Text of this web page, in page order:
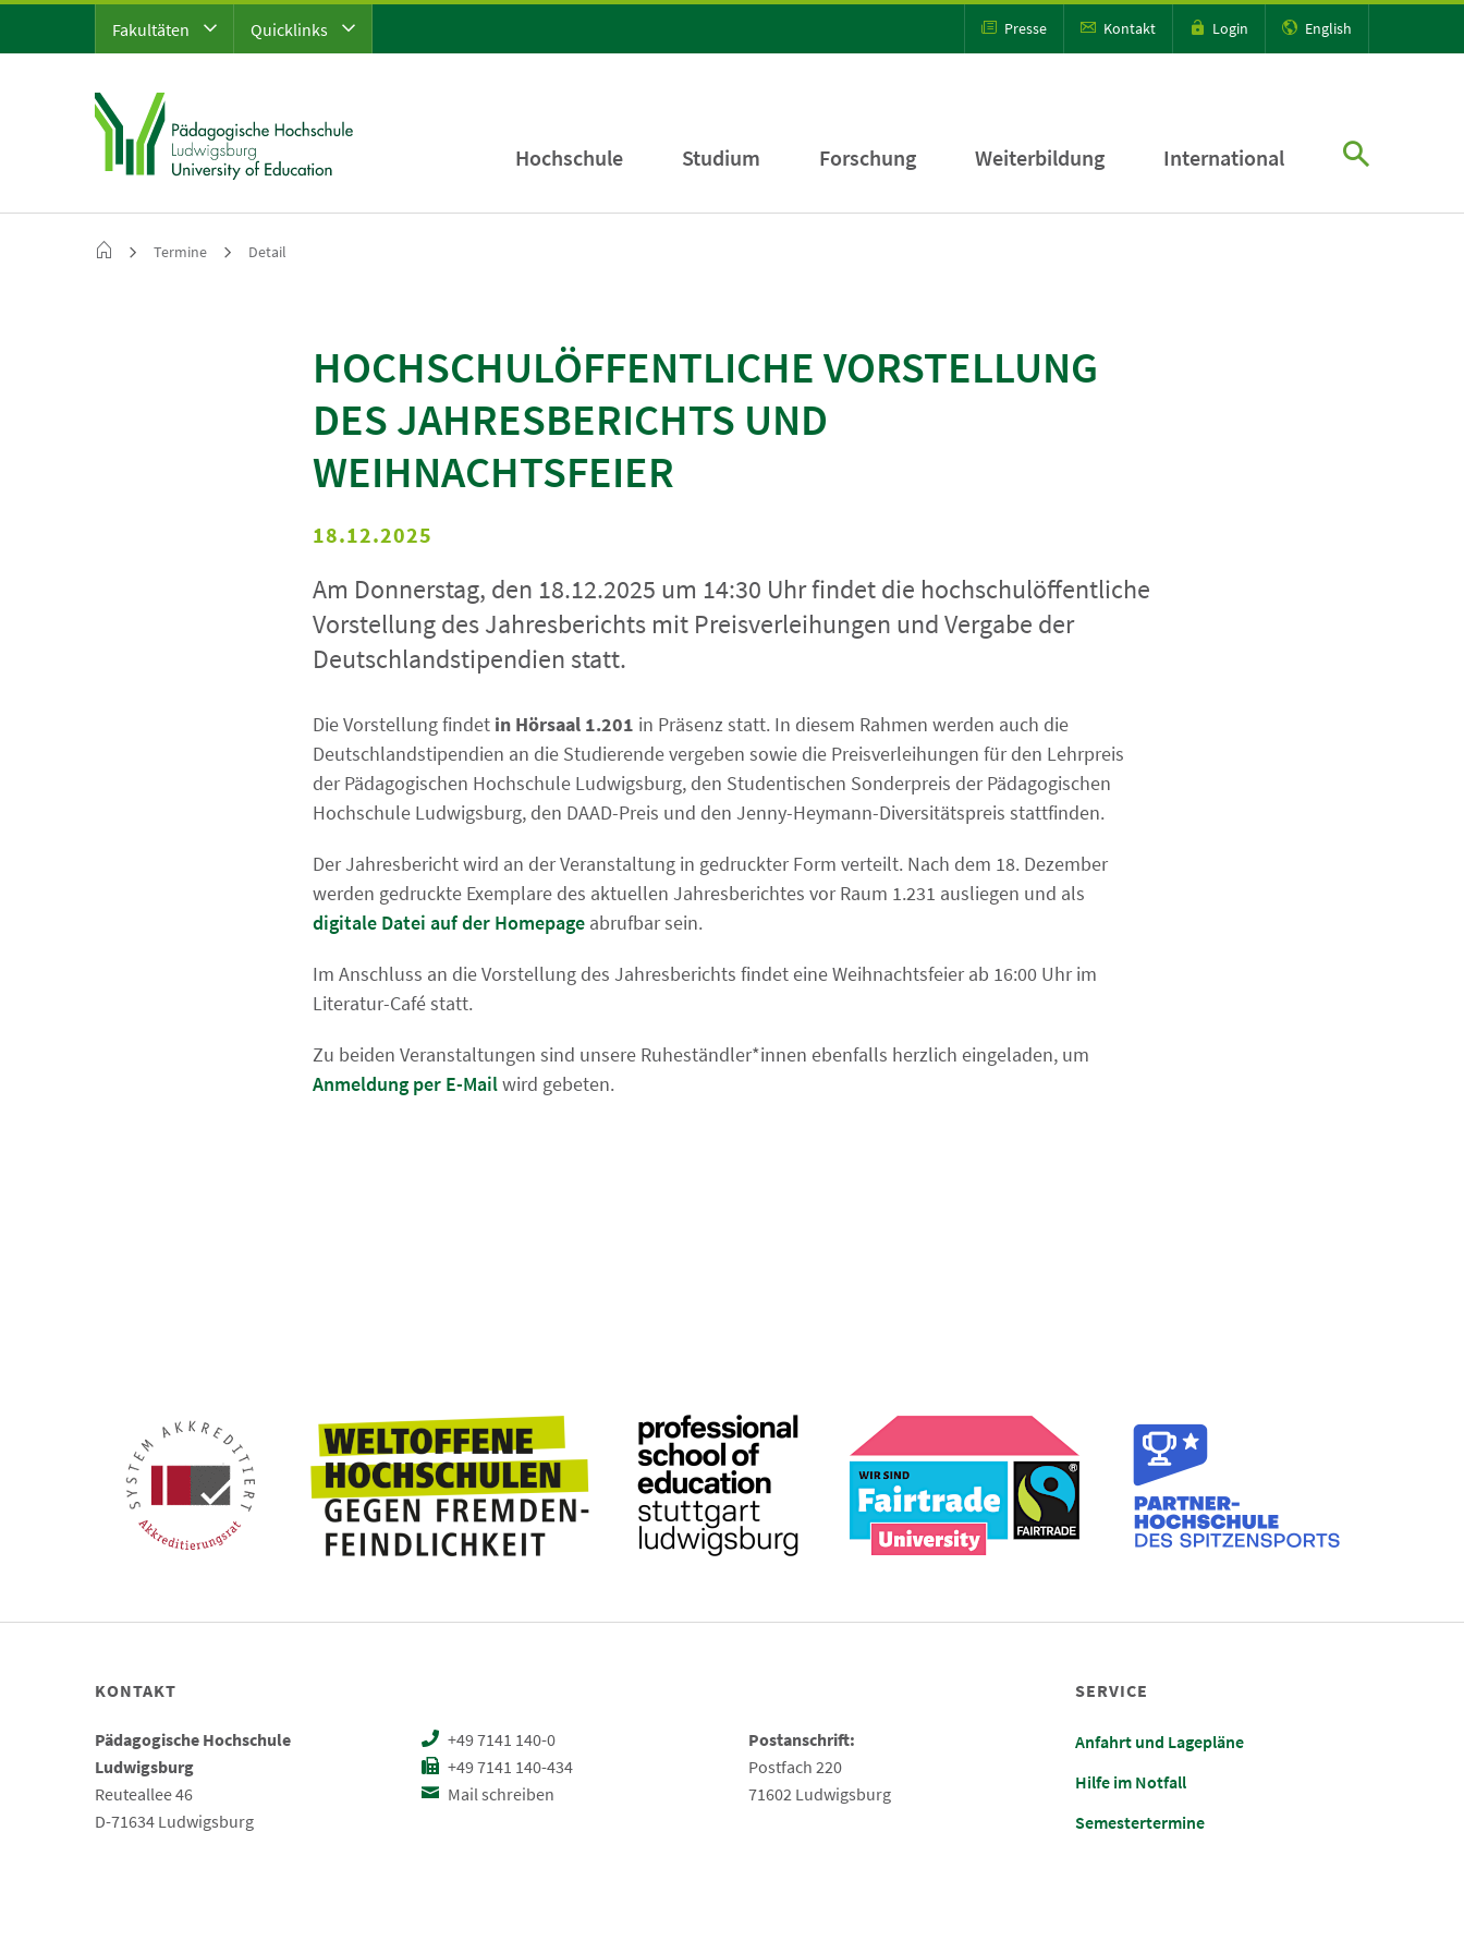
Fakultäten Quicklinks Presse Kontakt Login English
Hochschule Studium Forschung Weiterbildung International
Termine Detail
HOCHSCHULÖFFENTLICHE VORSTELLUNG
DES JAHRESBERICHTS UND
WEIHNACHTSFEIER
18.12.2025
Am Donnerstag, den 18.12.2025 um 14:30 Uhr findet die hochschulöffentliche
Vorstellung des Jahresberichts mit Preisverleihungen und Vergabe der
Deutschlandstipendien statt.
Die Vorstellung findet in Hörsaal 1.201 in Präsenz statt. In diesem Rahmen werden auch die
Deutschlandstipendien an die Studierende vergeben sowie die Preisverleihungen für den Lehrpreis
der Pädagogischen Hochschule Ludwigsburg, den Studentischen Sonderpreis der Pädagogischen
Hochschule Ludwigsburg, den DAAD-Preis und den Jenny-Heymann-Diversitätspreis stattfinden.
Der Jahresbericht wird an der Veranstaltung in gedruckter Form verteilt. Nach dem 18. Dezember
werden gedruckte Exemplare des aktuellen Jahresberichtes vor Raum 1.231 ausliegen und als
digitale Datei auf der Homepage abrufbar sein.
Im Anschluss an die Vorstellung des Jahresberichts findet eine Weihnachtsfeier ab 16:00 Uhr im
Literatur-Café statt.
Zu beiden Veranstaltungen sind unsere Ruheständler*innen ebenfalls herzlich eingeladen, um
Anmeldung per E-Mailwird gebeten.
KONTAKT
Pädagogische Hochschule
Ludwigsburg
Reuteallee 46
D-71634 Ludwigsburg
+49 7141 140-0
+49 7141 140-434
Mail schreiben
Postanschrift:
Postfach 220
71602 Ludwigsburg
SERVICE
Anfahrt und Lagepläne
Hilfe im Notfall
Semestertermine